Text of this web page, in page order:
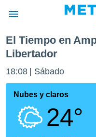
de
para
la
calidad.
a este
El Tiempo en
Libertador
18:08 Sábado
Nubes y claros
24°